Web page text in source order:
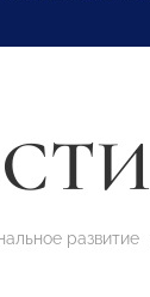
развитие